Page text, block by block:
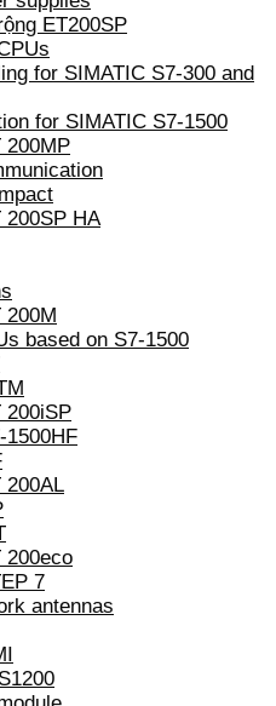
ET200SP
for SIMATIC S7-300 and
for SIMATIC S7-1500
200MP
200SP HA
200M
based on S7-1500
200iSP
1500HF
200AL
200eco
7
antennas